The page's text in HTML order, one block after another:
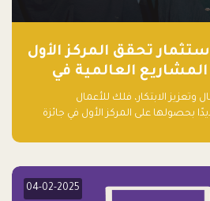
تحقق المركز الأول
المشاريع العالمية في
لعام ٢٠٢٤
وتعزيز الابتكار، فلك للأعمال
بحصولها على المركز الأول في جائزة
04-02-2025